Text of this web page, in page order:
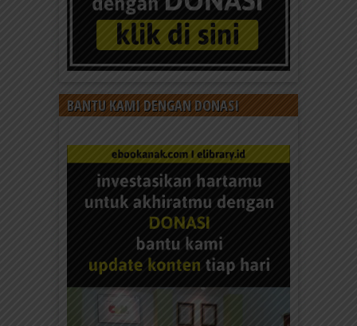
BANTU KAMI DENGAN DONASI